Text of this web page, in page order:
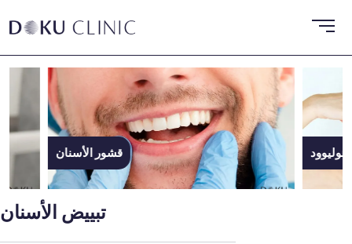
ابتسامة هوليوود
تبييض الأسنان